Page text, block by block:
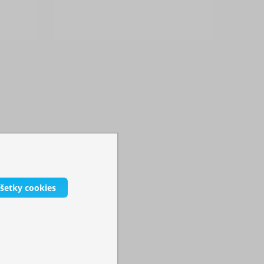
od rozsahu prevádzky.
či lavičky pre zákazníkov.
závažiam
cookies